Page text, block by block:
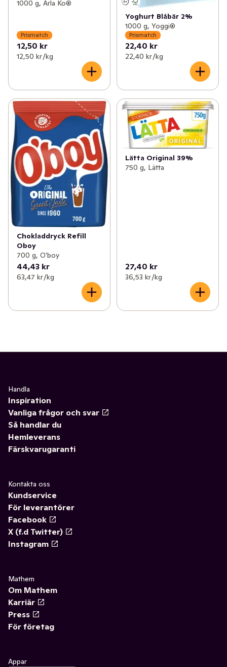
1000 g, Arla Ko®
Prismatch
12,50 kr
12,50 kr /kg
Yoghurt Blåbär 2%
1000 g, Yoggi®
Prismatch
22,40 kr
22,40 kr /kg
Chokladdryck Refill
Oboy
700 g, O'boy
44,43 kr
63,47 kr /kg
Lätta Original 39%
750 g, Lätta
27,40 kr
36,53 kr /kg
Handla
Inspiration
Vanliga frågor och svar
Så handlar du
Hemleverans
Färskvarugaranti
Kontakta oss
Kundservice
För leverantörer
Facebook
X (f.d Twitter)
Instagram
Mathem
Om Mathem
Karriär
Press
För företag
Appar